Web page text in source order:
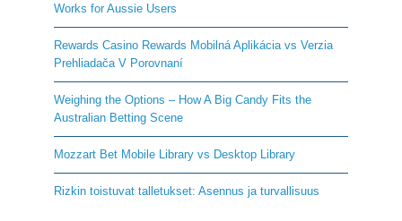
Works for Aussie Users
Rewards Casino Rewards Mobilná Aplikácia vs Verzia
Prehliadača V Porovnaní
Weighing the Options – How A Big Candy Fits the
Australian Betting Scene
Mozzart Bet Mobile Library vs Desktop Library
Rizkin toistuvat talletukset: Asennus ja turvallisuus